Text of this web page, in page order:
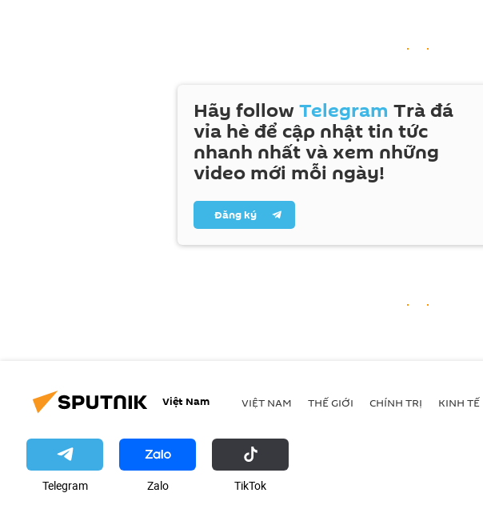
Hãy followTelegram Trà đá
vỉa hè để cập nhật tin tức
nhanh nhất và xem những
video mới mỗi ngày!
Đăng ký
Việt Nam VIỆT NAM THẾ GIỚI CHÍNH TRỊ KINH TẾ
Telegram Zalo ТikТоk